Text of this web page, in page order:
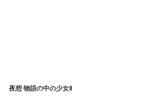
夜想 物語の中の少女Ⅱ